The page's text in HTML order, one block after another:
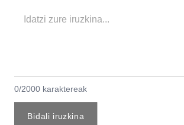
0/2000 karaktereak
Bidali iruzkina